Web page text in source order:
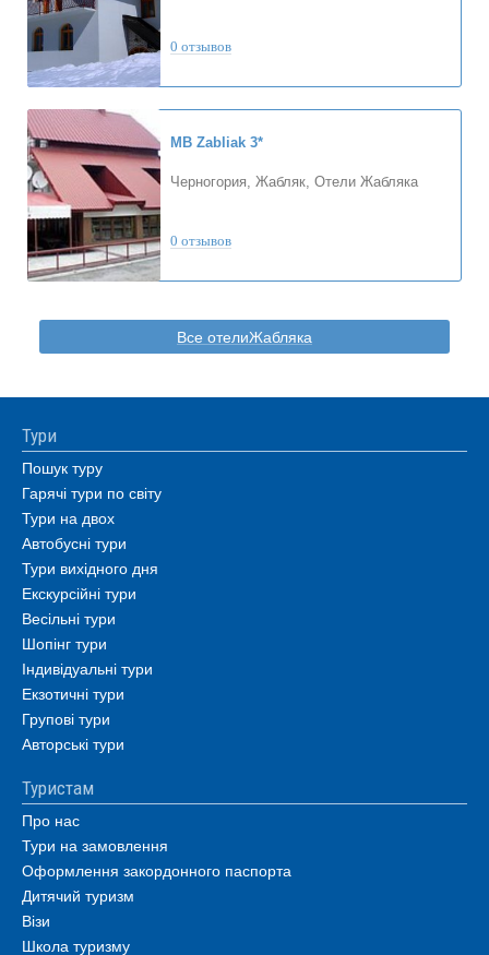
0 отзывов
MB Zabliak 3*
Черногория, Жабляк, Отели Жабляка
0 отзывов
Все отелиЖабляка
Тури
Пошук туру
Гарячі тури по світу
Тури на двох
Автобусні тури
Тури вихідного дня
Екскурсійні тури
Весільні тури
Шопінг тури
Індивідуальні тури
Екзотичні тури
Групові тури
Авторські тури
Туристам
Про нас
Тури на замовлення
Оформлення закордонного паспорта
Дитячий туризм
Візи
Школа туризму